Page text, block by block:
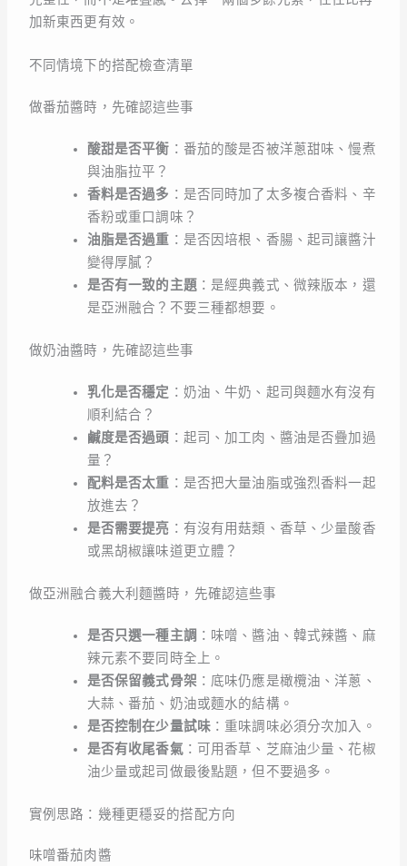
加新東西更有效。
不同情境下的搭配檢查清單
做番茄醬時，先確認這些事
酸甜是否平衡 ：番茄的酸是否被洋蔥甜味、慢煮
與油脂拉平？
香料是否過多 ：是否同時加了太多複合香料、辛
香粉或重口調味？
油脂是否過重 ：是否因培根、香腸、起司讓醬汁
變得厚膩？
是否有一致的主題 ：是經典義式、微辣版本，還
是亞洲融合？不要三種都想要。
做奶油醬時，先確認這些事
乳化是否穩定 ：奶油、牛奶、起司與麵水有沒有
順利結合？
鹹度是否過頭 ：起司、加工肉、醬油是否疊加過
量？
配料是否太重 ：是否把大量油脂或強烈香料一起
放進去？
是否需要提亮 ：有沒有用菇類、香草、少量酸香
或黑胡椒讓味道更立體？
做亞洲融合義大利麵醬時，先確認這些事
是否只選一種主調 ：味噌、醬油、韓式辣醬、麻
辣元素不要同時全上。
是否保留義式骨架 ：底味仍應是橄欖油、洋蔥、
大蒜、番茄、奶油或麵水的結構。
是否控制在少量試味：重味調味必須分次加入。
是否有收尾香氣：可用香草、芝麻油少量、花椒
油少量或起司做最後點題，但不要過多。
實例思路：幾種更穩妥的搭配方向
味噌番茄肉醬